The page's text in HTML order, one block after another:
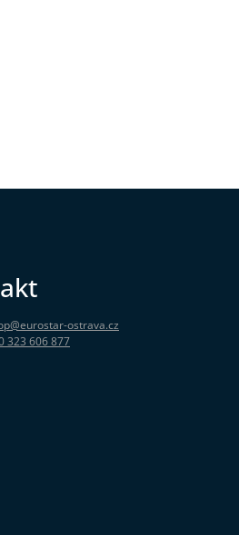
@eurostar-ostrava.cz
323 606 877